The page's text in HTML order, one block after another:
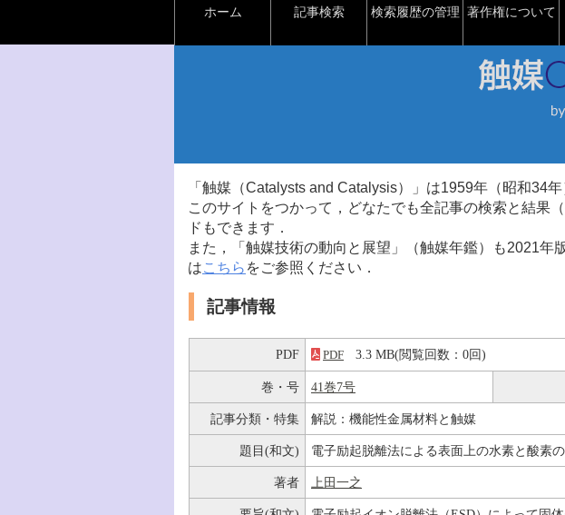
ホーム 記事検索 検索履歴の管理 著作権について
「触媒（Catalysts and Catalysis）」は1959年（昭和34
このサイトをつかって，どなたでも全記事の検索と結果
ドもできます．
また，「触媒技術の動向と展望」（触媒年鑑）も2021年
はこちら をご参照ください．
記事情報
PDF PDF 3.3 MB(閲覧回数：0回)
巻・号 41巻7号
記事分類・特集 解説：機能性金属材料と触媒
題目(和文) 電子励起脱離法による表面上の水素と酸素
著者 上田一之